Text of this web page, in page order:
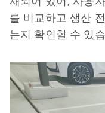
를 비교하고 생산
는지 확인할 수 있